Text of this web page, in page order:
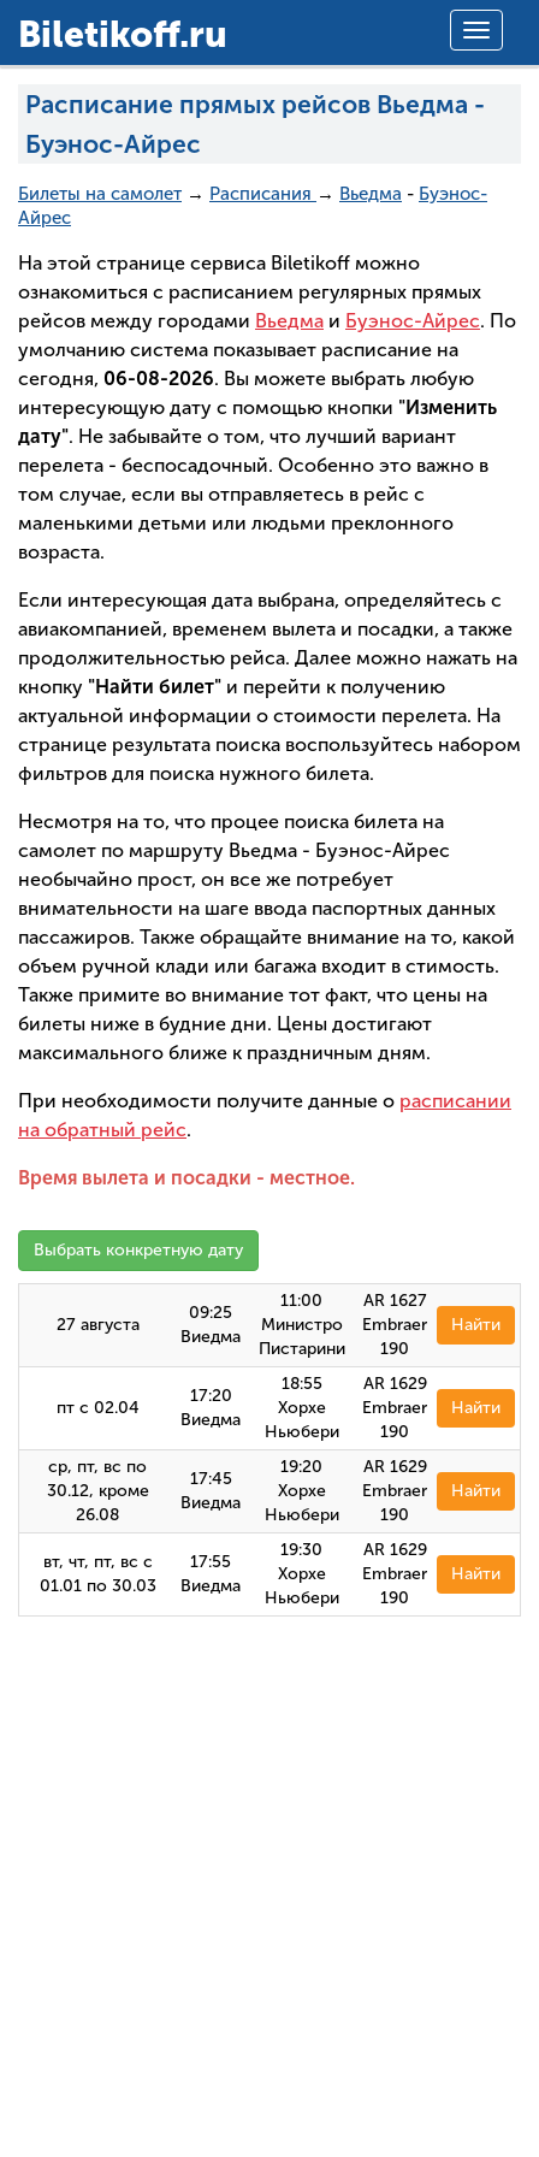
Toggle
Вiletikoff.ru
Расписание прямых рейсов Вьедма -
Буэнос-Айрес
Билеты на самолет → Расписания → Вьедма - Буэнос-
Айрес
На этой странице сервиса Biletikoff можно
ознакомиться с расписанием регулярных прямых
рейсов между городами Вьедма и Буэнос-Айрес. По
умолчанию система показывает расписание на
сегодня, 06-08-2026. Вы можете выбрать любую
интересующую дату с помощью кнопки "Изменить
дату". Не забывайте о том, что лучший вариант
перелета - беспосадочный. Особенно это важно в
том случае, если вы отправляетесь в рейс с
маленькими детьми или людьми преклонного
возраста.
Если интересующая дата выбрана, определяйтесь с
авиакомпанией, временем вылета и посадки, а также
продолжительностью рейса. Далее можно нажать на
кнопку "Найти билет" и перейти к получению
актуальной информации о стоимости перелета. На
странице результата поиска воспользуйтесь набором
фильтров для поиска нужного билета.
Несмотря на то, что процее поиска билета на
самолет по маршруту Вьедма - Буэнос-Айрес
необычайно прост, он все же потребует
внимательности на шаге ввода паспортных данных
пассажиров. Также обращайте внимание на то, какой
объем ручной клади или багажа входит в стимость.
Также примите во внимание тот факт, что цены на
билеты ниже в будние дни. Цены достигают
максимального ближе к праздничным дням.
При необходимости получите данные о расписании
на обратный рейс.
Время вылета и посадки - местное.
Выбрать конкретную дату
27 августа
09:25
Виедма
11:00
Министро
Пистарини
AR 1627
Embraer
190
Найти
пт с 02.04
17:20
Виедма
18:55
Хорхе
Ньюбери
AR 1629
Embraer
190
Найти
ср, пт, вс по
30.12, кроме
26.08
17:45
Виедма
19:20
Хорхе
Ньюбери
AR 1629
Embraer
190
Найти
вт, чт, пт, вс с
01.01 по 30.03
17:55
Виедма
19:30
Хорхе
Ньюбери
AR 1629
Embraer
190
Найти